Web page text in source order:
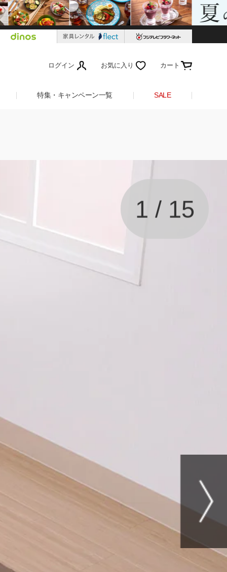
ログイン お気に入り カート
特集・キャンペーン一覧 SALE
1 / 15